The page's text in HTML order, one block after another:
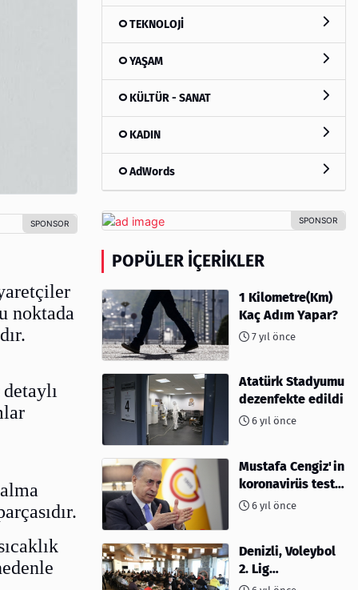
noktada
TEKNOLOJİ
YAŞAM
KÜLTÜR - SANAT
KADIN
AdWords
POPÜLER İÇERIKLER
1 Kilometre(Km)
Kaç Adım Yapar?
7 yıl önce
Atatürk Stadyumu
dezenfekte edildi
6 yıl önce
Mustafa Cengiz'in
koronavirüs test
sonucu açıklandı
6 yıl önce
Denizli, Voleybol
2. Lig
müsabakalarına